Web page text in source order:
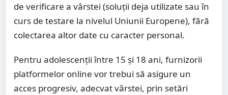
de verificare a vârstei (soluții deja utilizate sau în
curs de testare la nivelul Uniunii Europene), fără
colectarea altor date cu caracter personal.
Pentru adolescenții între 15 și 18 ani, furnizorii
platformelor online vor trebui să asigure un
acces progresiv, adecvat vârstei, prin setări